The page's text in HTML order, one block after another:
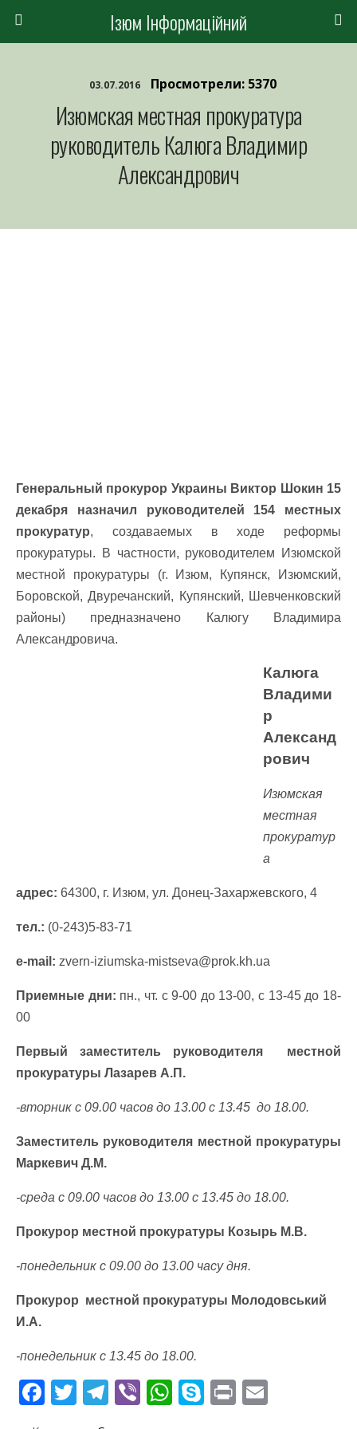
Ізюм Інформаційний
03.07.2016 Просмотрели: 5370
Изюмская местная прокуратура
руководитель Калюга Владимир
Александрович
Генеральный прокурор Украины Виктор Шокин 15
декабря назначил руководителей 154 местных
прокуратур, создаваемых в ходе реформы
прокуратуры. В частности, руководителем Изюмской
местной прокуратуры (г. Изюм, Купянск, Изюмский,
Боровской, Двуречанский, Купянский, Шевченковский
районы) предназначено Калюгу Владимира
Александровича.
Калюга
Владими
р
Александ
рович
Изюмская
местная
прокуратур
а
адрес: 64300, г. Изюм, ул. Донец-Захаржевского, 4
тел.: (0-243)5-83-71
e-mail: zvern-iziumska-mistseva@prok.kh.ua
Приемные дни: пн., чт. с 9-00 до 13-00, с 13-45 до 18-
00
Первый заместитель руководителя местной
прокуратуры Лазарев А.П.
-вторник с 09.00 часов до 13.00 с 13.45 до 18.00.
Заместитель руководителя местной прокуратуры
Маркевич Д.М.
-среда с 09.00 часов до 13.00 с 13.45 до 18.00.
Прокурор местной прокуратуры Козырь М.В.
-понедельник с 09.00 до 13.00 часу дня.
Прокурор местной прокуратуры Молодовський
И.А.
-понедельник с 13.45 до 18.00.
F T T Vi W S Pr